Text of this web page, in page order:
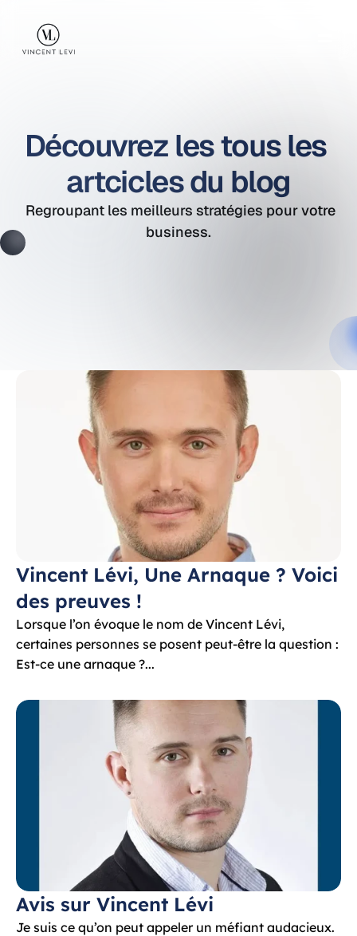
Découvrez les tous les
artcicles du blog
business.
Vincent Lévi, Une Arnaque ? Voici
des preuves !
Lorsque l’on évoque le nom de Vincent Lévi,
certaines personnes se posent peut-être la question :
Est-ce une arnaque ?...
Avis sur Vincent Lévi
Je suis ce qu’on peut appeler un méfiant audacieux.
Formations
Prestations
Témoignages
Blog